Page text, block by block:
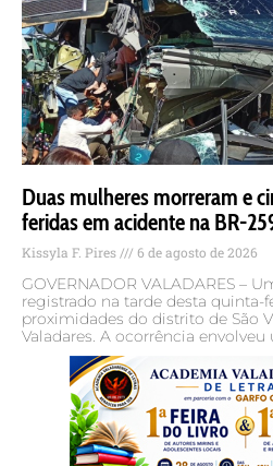
Duas mulheres morreram e
feridas em acidente na BR-
Kissyla F. Pires 6 de agosto de 2026
GOVERNADOR VALADARES –
registrado na tarde desta quinta-
proximidades do distrito de São
Valadares. A ocorrência